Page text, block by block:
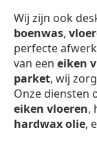
Wij zijn ook
boenwas,
perfecte
van een eiken
parket, wij
Onze diensten
eiken vloeren,
hardwax olie,